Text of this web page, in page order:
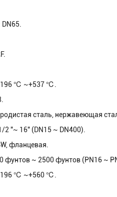
-196 ℃ ~+537 ℃.
сталь, нержавеющая
"~ 16" (DN15 ~ DN400).
фланцевая.
фунтов ~ 2500 фунтов (PN16 ~
-196 ℃ ~+560 ℃.